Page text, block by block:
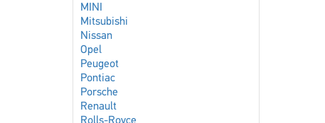
MINI
Mitsubishi
Nissan
Opel
Peugeot
Pontiac
Porsche
Renault